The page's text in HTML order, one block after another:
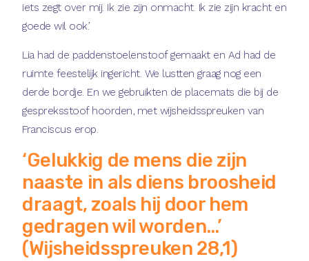
iets zegt over mij. Ik zie zijn onmacht. Ik zie zijn kracht en
goede wil ook’.
Lia had de paddenstoelenstoof gemaakt en Ad had de
ruimte feestelijk ingericht. We lustten graag nog een
derde bordje. En we gebruikten de placemats die bij de
gespreksstoof hoorden, met wijsheidsspreuken van
Franciscus erop.
‘Gelukkig de mens die zijn
naaste in als diens broosheid
draagt, zoals hij door hem
gedragen wil worden…’
(Wijsheidsspreuken 28,1)